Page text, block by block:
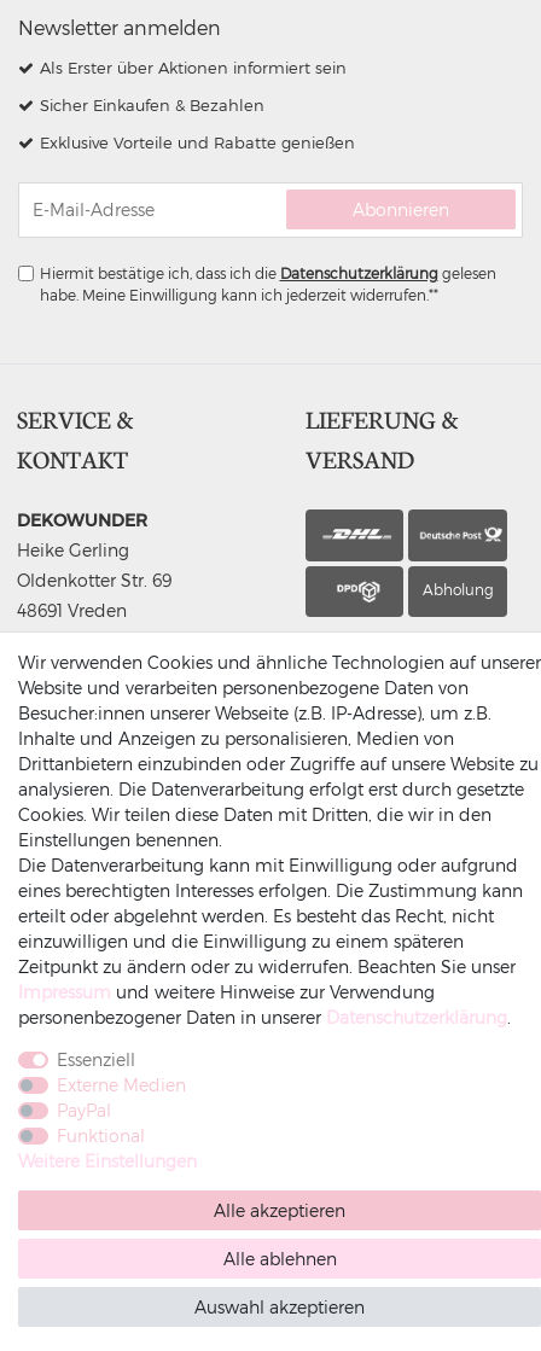
Newsletter anmelden
Als Erster über Aktionen informiert sein
Sicher Einkaufen & Bezahlen
Exklusive Vorteile und Rabatte genießen
Abonnieren
Hiermit bestätige ich, dass ich die Daten­schutz­erklärunggelesen
habe. Meine Einwilligung kann ich jederzeit widerrufen.**
SERVICE &
KONTAKT
DEKOWUNDER
Heike Gerling
Oldenkotter Str. 69
48691 Vreden
(0049) 2564 / 950 90 00
info@dekowunder.de
LIEFERUNG &
VERSAND
Abholung
ZAHLUNGSARTEN
Rechnung Amazonpay Vorkasse
INFORMATIONEN
Datenschutz
Versand
Impressum
AGB
Widerrufsrecht
Wir verwenden Cookies und ähnliche Technologien auf unserer
Website und verarbeiten personenbezogene Daten von
Besucher:innen unserer Webseite (z.B. IP-Adresse), um z.B.
Inhalte und Anzeigen zu personalisieren, Medien von
Drittanbietern einzubinden oder Zugriffe auf unsere Website zu
analysieren. Die Datenverarbeitung erfolgt erst durch gesetzte
Cookies. Wir teilen diese Daten mit Dritten, die wir in den
Einstellungen benennen.
Die Datenverarbeitung kann mit Einwilligung oder aufgrund
eines berechtigten Interesses erfolgen. Die Zustimmung kann
erteilt oder abgelehnt werden. Es besteht das Recht, nicht
einzuwilligen und die Einwilligung zu einem späteren
Zeitpunkt zu ändern oder zu widerrufen. Beachten Sie unser
Impressum und weitere Hinweise zur Verwendung
personenbezogener Daten in unserer Daten­schutz­erklärung
Essenziell
Externe Medien
PayPal
Funktional
Weitere Einstellungen
Alle akzeptieren
Alle ablehnen
Auswahl akzeptieren